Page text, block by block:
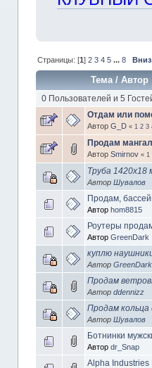
Страницы: [1] 2 3 4 5 ... 8 Вниз
Тема/ Автор
0 Пользователей и 5
Отдам или
Автор G_D « 1 2 3
Продам
Автор Smirnov « 1
Труба 1420х18
Автор Шувалов
Продам,
Автор hom8815
Роутеры
Автор GreenDark
куплю
Автор GreenDark
Продам
Автор ddennizz
Продам кольца
Автор Шувалов
Ботнинки
Автор dr_Snap
Alpha